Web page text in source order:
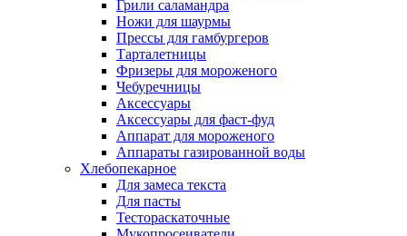
Грили саламандра
Ножи для шаурмы
Прессы для гамбургеров
Тарталетницы
Фризеры для мороженого
Чебуречницы
Аксессуары
Аксессуары для фаст-фуд
Аппарат для мороженого
Аппараты газированной воды
Хлебопекарное
Для замеса текста
Для пасты
Тестораскаточные